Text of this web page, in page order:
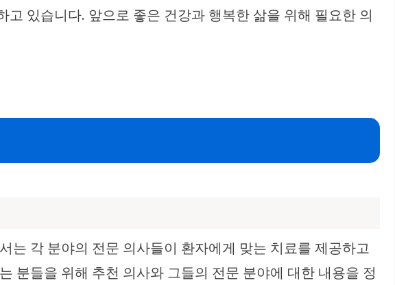
고 있습니다. 앞으로 좋은 건강과 행복한 삶을 위해 필요한 의
는 각 분야의 전문 의사들이 환자에게 맞는 치료를 제공하고
분들을 위해 추천 의사와 그들의 전문 분야에 대한 내용을 정